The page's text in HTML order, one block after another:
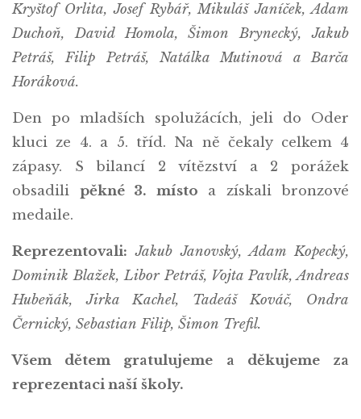
Kryštof Orlita, Josef Rybář, Mikuláš Janíček, Adam
Duchoň, David Homola, Šimon Brynecký, Jakub
Petráš, Filip Petráš, Natálka Mutinová a Barča
Horáková.
Den po mladších spolužácích, jeli do Oder
kluci ze 4. a 5. tříd. Na ně čekaly celkem 4
zápasy. S bilancí 2 vítězství a 2 porážek
obsadili pěkné 3. místo a získali bronzové
medaile.
Reprezentovali: Jakub Janovský, Adam Kopecký,
Dominik Blažek, Libor Petráš, Vojta Pavlík, Andreas
Hubeňák, Jirka Kachel, Tadeáš Kováč, Ondra
Černický, Sebastian Filip, Šimon Trefil.
Všem dětem gratulujeme a děkujeme za
reprezentaci naší školy.